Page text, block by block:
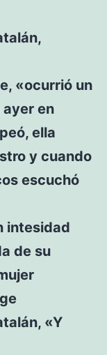
«ocurrió un
en
ella
y cuando
escuchó
intesidad
de su
«Y